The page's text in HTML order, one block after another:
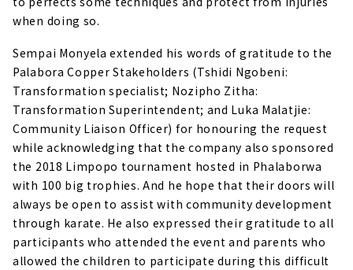
when doing so.
Sempai Monyela extended his words of gratitude to the
Palabora Copper Stakeholders (Tshidi Ngobeni:
Transformation specialist; Nozipho Zitha:
Transformation Superintendent; and Luka Malatjie:
Community Liaison Officer) for honouring the request
while acknowledging that the company also sponsored
the 2018 Limpopo tournament hosted in Phalaborwa
with 100 big trophies. And he hope that their doors will
always be open to assist with community development
through karate. He also expressed their gratitude to all
participants who attended the event and parents who
allowed the children to participate during this difficult